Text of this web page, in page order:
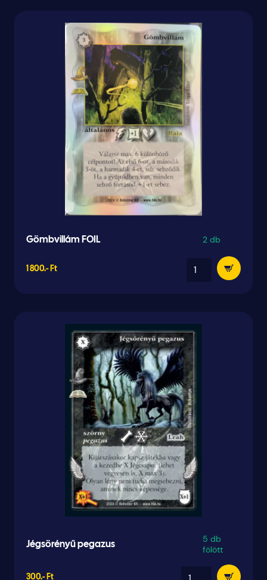
Gömbvillám FOIL 2 db
1 800.- Ft
Jégsörényű pegazus
5 db
fölött
300.- Ft